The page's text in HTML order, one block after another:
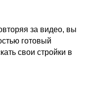
за видео, вы
готовый
свои стройки в